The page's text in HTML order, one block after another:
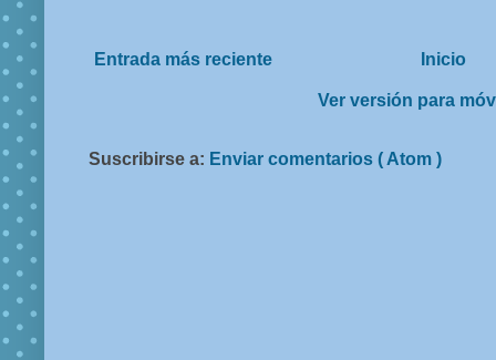
Entrada más reciente Inicio
Ver versión para
Suscribirse a: Enviar comentarios ( Atom )